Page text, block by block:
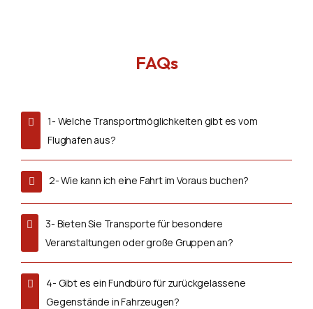
FAQs
1- Welche Transportmöglichkeiten gibt es vom
Flughafen aus?
2- Wie kann ich eine Fahrt im Voraus buchen?
3- Bieten Sie Transporte für besondere
Veranstaltungen oder große Gruppen an?
4- Gibt es ein Fundbüro für zurückgelassene
Gegenstände in Fahrzeugen?